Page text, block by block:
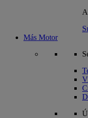
Más Motor